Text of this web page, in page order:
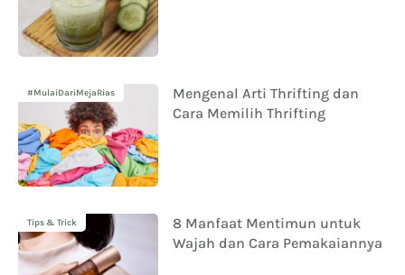
#MulaiDariMejaRias
Mengenal Arti Thrifting dan
Cara Memilih Thrifting
Tips & Trick
8 Manfaat Mentimun untuk
Wajah dan Cara Pemakaiannya